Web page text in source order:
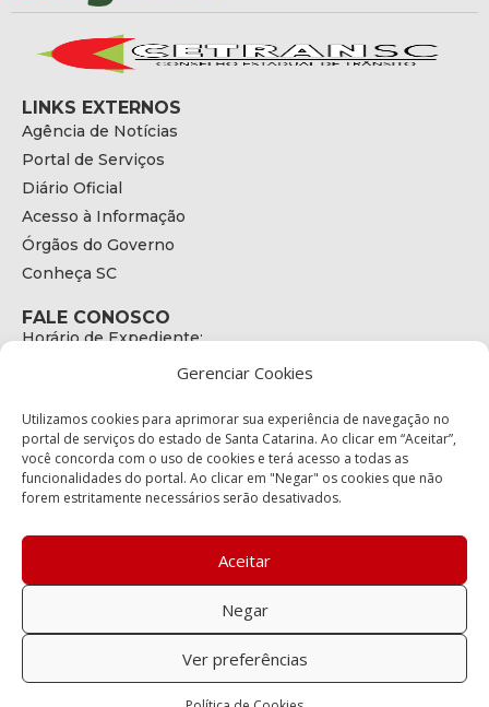
Gerenciar Cookies
Utilizamos cookies para aprimorar sua experiência de navegação no
portal de serviços do estado de Santa Catarina. Ao clicar em “Aceitar”,
você concorda com o uso de cookies e terá acesso a todas as
funcionalidades do portal. Ao clicar em "Negar" os cookies que não
forem estritamente necessários serão desativados.
Aceitar
Negar
Ver preferências
LINKS EXTERNOS
Agência de Notícias
Portal de Serviços
Diário Oficial
Acesso à Informação
Órgãos do Governo
Conheça SC
FALE CONOSCO
Horário de Expediente:
E-mail:
secretariaexecutiva@cetran.sc.gov.br
ENDEREÇO
Endereço:
Bairro:
Coqueiros, Florianópolis SC
88.080-160
Política de privacidade
Copyright © 2023 Todos os Direitos Reservados SC - Governo de